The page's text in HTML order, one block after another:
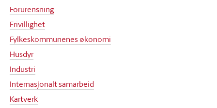
Forurensning
Frivillighet
Fylkeskommunenes økonomi
Husdyr
Industri
Internasjonalt samarbeid
Kartverk